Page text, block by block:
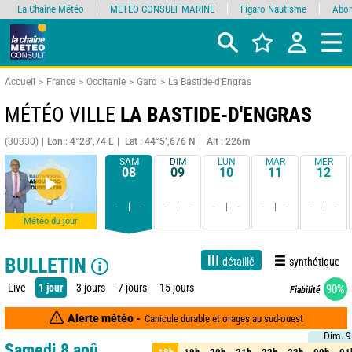
Accueil France Occitanie Gard La Bastide-d'Engras
MÉTÉO VILLE LA BASTIDE-D'ENGRAS
(30330) Lon : 4°28’,74 E Lat : 44°5’,676 N Alt : 226m
Météo du jour
SAM
08
- -
DIM
09
- -
LUN
10
- -
MAR
11
- -
MER
12
- -
BULLETIN détaillé synthétique
Live 1 jour 3 jours 7 jours 15 jours Fiabilité 90%
Alerte météo - Canicule durable et orages au sud-ouest
Dim. 9
Dim. 9
La Chaîne Météo METEO CONSULT MARINE Figaro Nautisme